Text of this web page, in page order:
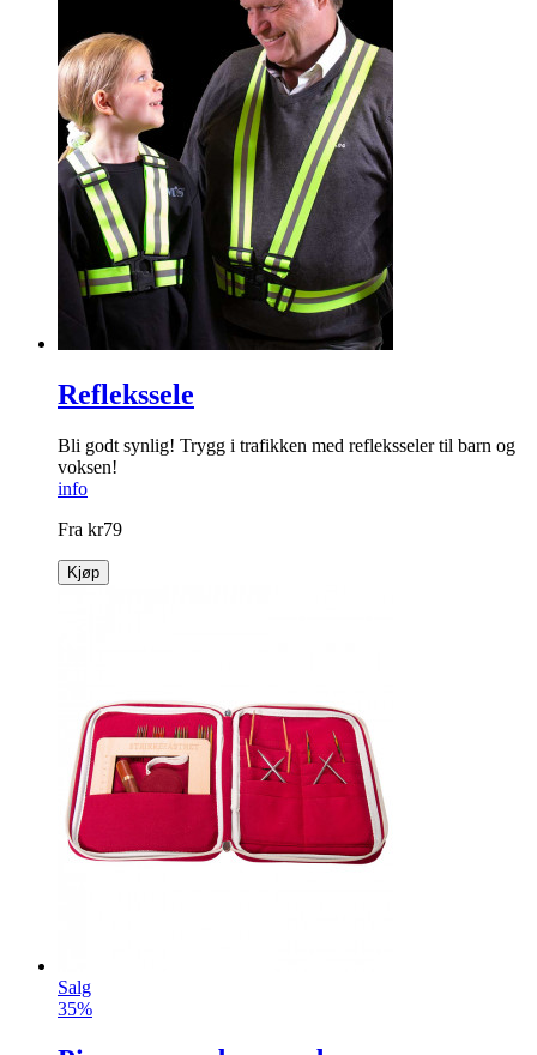
Reflekssele
Bli godt synlig! Trygg i trafikken med refleksseler til barn og
voksen!
info
Fra kr79
Kjøp
Salg
35%